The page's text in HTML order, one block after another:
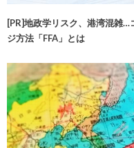
[PR]地政学リスク、港湾混雑…
ジ方法「FFA」とは